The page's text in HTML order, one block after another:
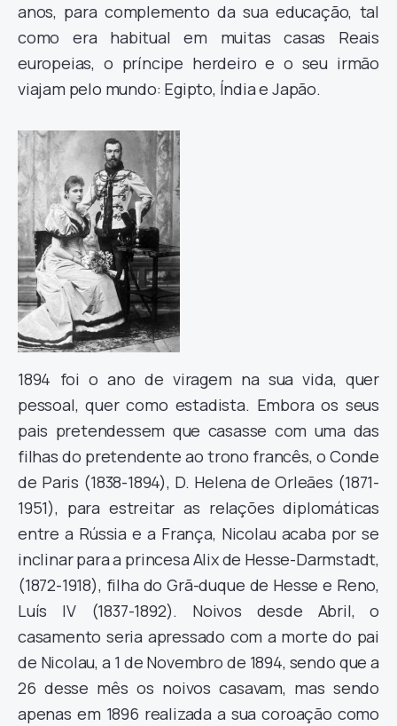
anos, para complemento da sua educação, tal
como era habitual em muitas casas Reais
europeias, o príncipe herdeiro e o seu irmão
viajam pelo mundo: Egipto, Índia e Japão.
1894 foi o ano de viragem na sua vida, quer
pessoal, quer como estadista. Embora os seus
pais pretendessem que casasse com uma das
filhas do pretendente ao trono francês, o Conde
de Paris (1838-1894), D. Helena de Orleães (1871-
1951), para estreitar as relações diplomáticas
entre a Rússia e a França, Nicolau acaba por se
inclinar para a princesa Alix de Hesse-Darmstadt,
(1872-1918), filha do Grã-duque de Hesse e Reno,
Luís IV (1837-1892). Noivos desde Abril, o
casamento seria apressado com a morte do pai
de Nicolau, a 1 de Novembro de 1894, sendo que a
26 desse mês os noivos casavam, mas sendo
apenas em 1896 realizada a sua coroação como